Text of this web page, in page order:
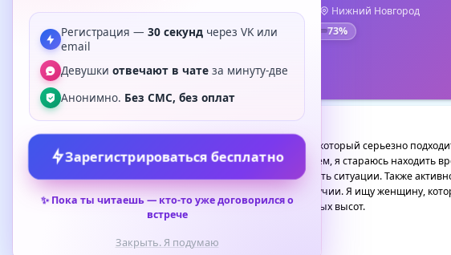
Регистрация — 30 секундчерез VK или
email
Девушки отвечают в чатеза минуту-две
Анонимно. Без СМС, без оплат
Зарегистрироваться бесплатно
✨Пока ты читаешь — кто-то уже договорился о
встрече
Закрыть. Я подумаю
1 час назад Мужчина
Нижний Новгород
37симпатий 73%
Написать
Меня зовут Сергей, мне 31 год. Я человек, который серьезно
важное место в моей жизни, но вместе с тем, я стараюсь находить
стратегическое мышление и анализировать ситуации. Также
играют ключевую роль в нашем благополучии. Я ищу женщину,
интересными моментами и достигать новых высот.